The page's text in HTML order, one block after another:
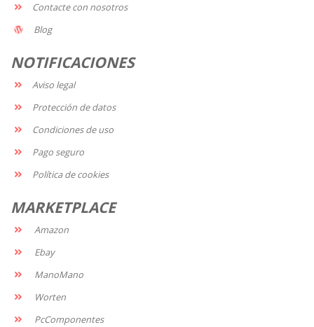
Contacte con nosotros
Blog
NOTIFICACIONES
Aviso legal
Protección de datos
Condiciones de uso
Pago seguro
Política de cookies
MARKETPLACE
Amazon
Ebay
ManoMano
Worten
PcComponentes